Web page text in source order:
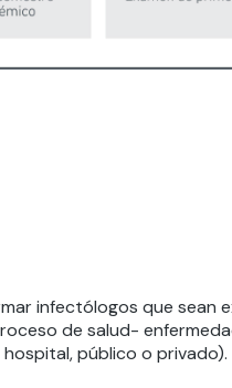
infectólogos que sean
de salud-
público o privado).